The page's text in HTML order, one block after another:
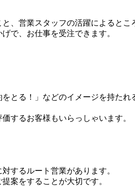
、営業スタッフの活躍によるとこ
で、お仕事を受注できます。
とる！」などのイメージを持たれ
するお客様もいらっしゃいます。
するルート営業があります。
案をすることが大切です。